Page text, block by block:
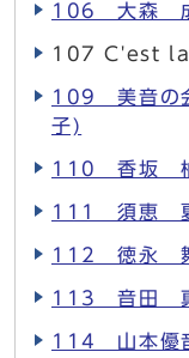
106 大森
107 C'est
109 美音の
子)
110 香坂
111 須恵
112 徳永
113 音田
114 山本優